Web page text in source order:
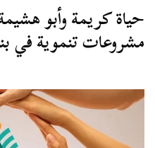
حياة كريمة وأبو
مشروعات تنموية في